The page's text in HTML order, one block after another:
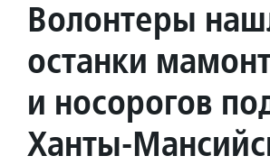
Волонтеры
останки
и носорогов
Ханты-